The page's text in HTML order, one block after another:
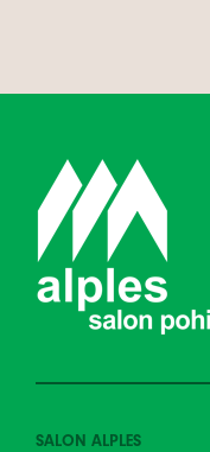
SALON ALPLES